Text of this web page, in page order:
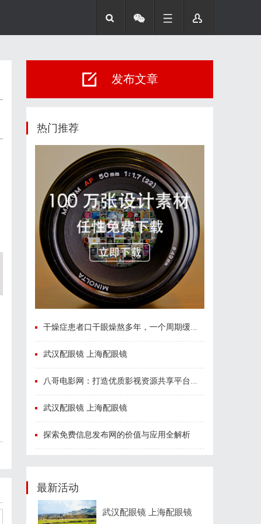
发布文章
热门推荐
干燥症患者口干眼燥熬多年，一个周期缓过来？老中医：一张辨证方对症，身体找回津液
武汉配眼镜 上海配眼镜
八哥电影网：打造优质影视资源共享平台的创新之路
武汉配眼镜 上海配眼镜
探索免费信息发布网的价值与应用全解析
最新活动
武汉配眼镜 上海配眼镜